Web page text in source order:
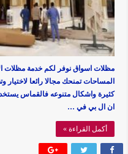
مظلات اسواق نوفر لكم خدمة مظلات
المساحات تمنحك مجالا رائعا
ان ال بي في …
أكمل القراءة »